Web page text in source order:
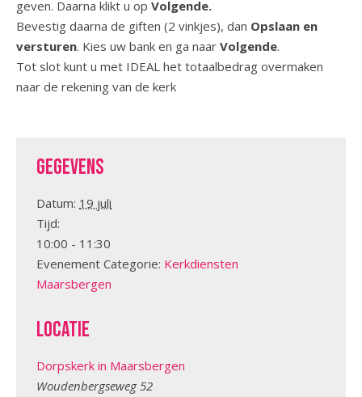
geven. Daarna klikt u op Volgende.
Bevestig daarna de giften (2 vinkjes), dan Opslaan en
versturen. Kies uw bank en ga naar Volgende.
Tot slot kunt u met IDEAL het totaalbedrag overmaken
naar de rekening van de kerk
Gegevens
Datum: 19 juli
Tijd:
10:00 - 11:30
Evenement Categorie: Kerkdiensten
Maarsbergen
Locatie
Dorpskerk in Maarsbergen
Woudenbergseweg 52